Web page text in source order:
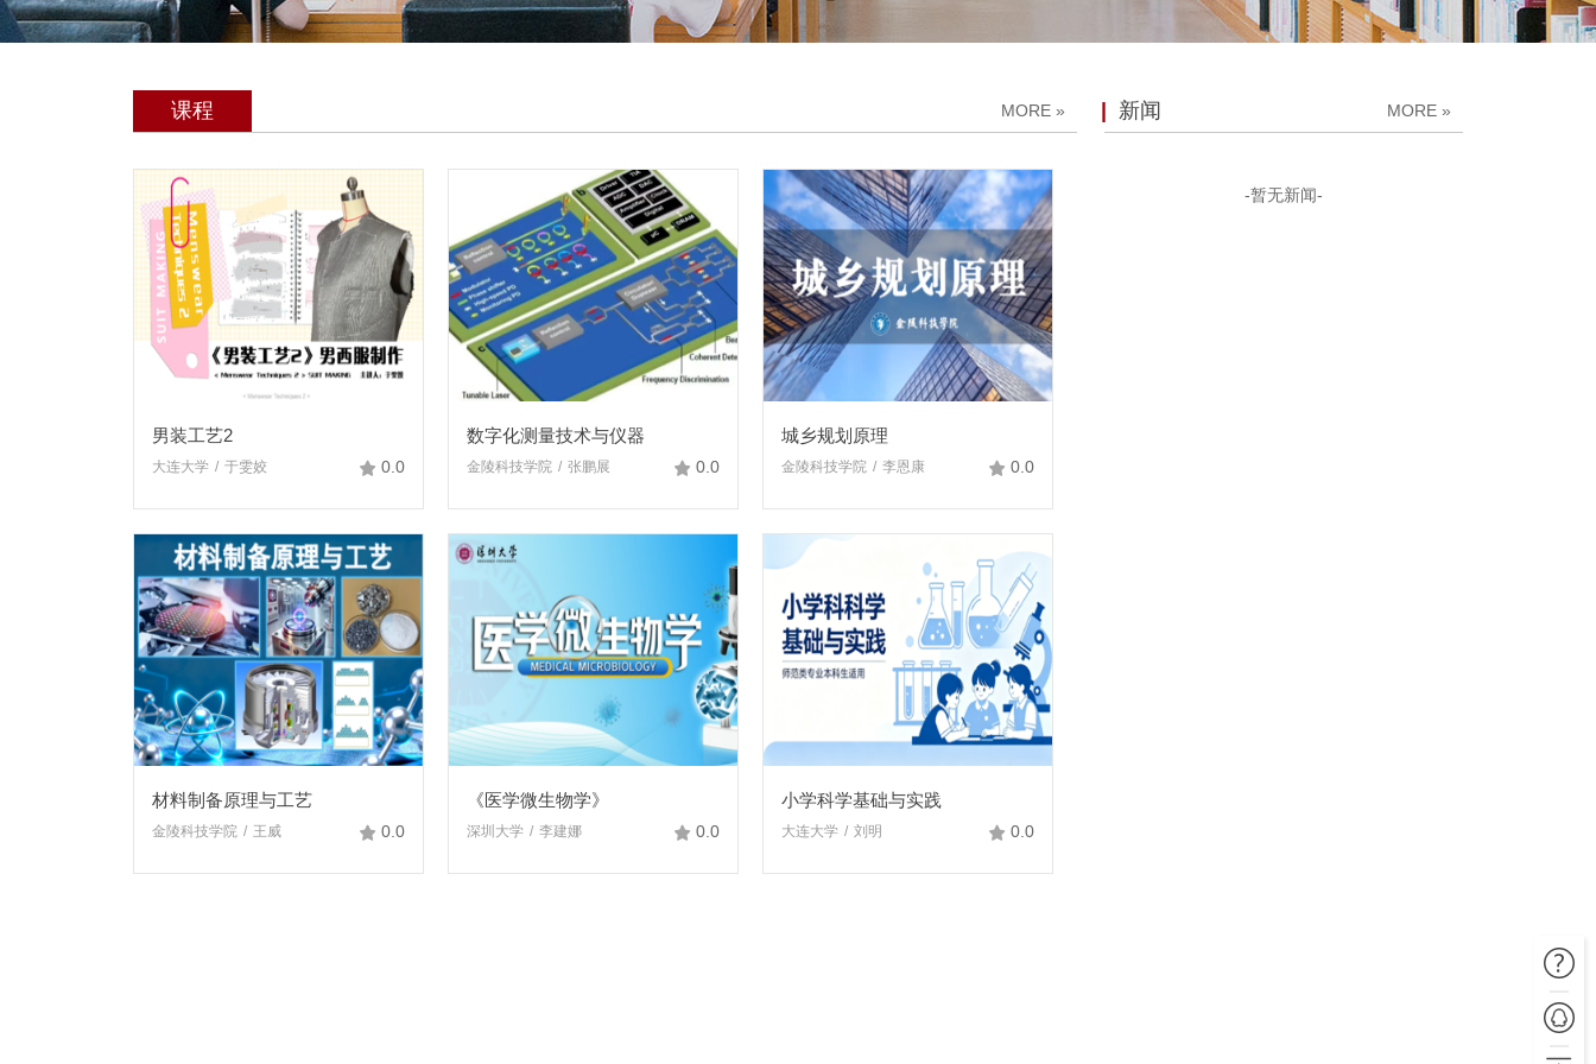
课程 MORE
男装工艺2
大连大学 于雯姣 0.0
数字化测量技术与仪器
金陵科技学院 张鹏展 0.0
城乡规划原理
金陵科技学院 李恩康 0.0
材料制备原理与工艺
金陵科技学院 王威 0.0
《医学微生物学》
深圳大学 李建娜 0.0
小学科学基础与实践
大连大学 刘明 0.0
新闻 MORE
-暂无新闻-